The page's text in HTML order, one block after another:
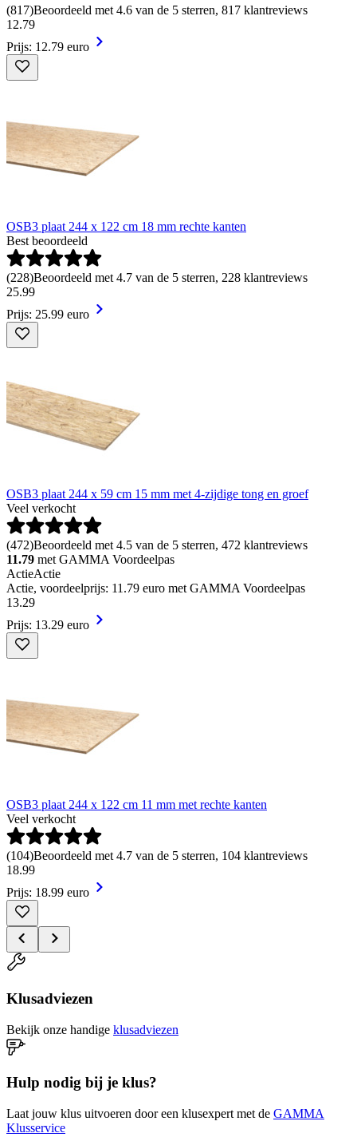
(817)Beoordeeld met 4.6 van de 5 sterren, 817 klantreviews
12.79
Prijs: 12.79 euro
OSB3 plaat 244 x 122 cm 18 mm rechte kanten
Best beoordeeld
(228)Beoordeeld met 4.7 van de 5 sterren, 228 klantreviews
25.99
Prijs: 25.99 euro
OSB3 plaat 244 x 59 cm 15 mm met 4-zijdige tong en groef
Veel verkocht
(472)Beoordeeld met 4.5 van de 5 sterren, 472 klantreviews
11.79 met GAMMA Voordeelpas
ActieActie
Actie, voordeelprijs: 11.79 euro met GAMMA Voordeelpas
13.29
Prijs: 13.29 euro
OSB3 plaat 244 x 122 cm 11 mm met rechte kanten
Veel verkocht
(104)Beoordeeld met 4.7 van de 5 sterren, 104 klantreviews
18.99
Prijs: 18.99 euro
Klusadviezen
Bekijk onze handige klusadviezen
Hulp nodig bij je klus?
Laat jouw klus uitvoeren door een klusexpert met de GAMMA
Klusservice